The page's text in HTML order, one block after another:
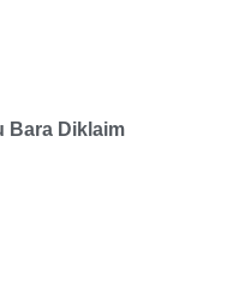
Bara Diklaim